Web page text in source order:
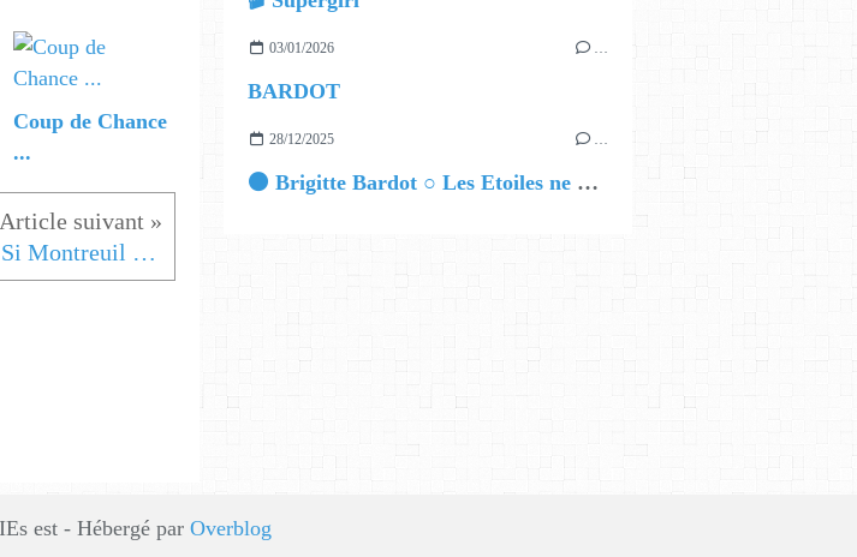
Coup de Chance
...
📷 Exposition Si Montreuil M'était Montré ...
03/01/2026 …
BARDOT
28/12/2025 …
⚫ Brigitte Bardot ○ Les Etoiles ne meurent jamais ...
est - Hébergé par Overblog